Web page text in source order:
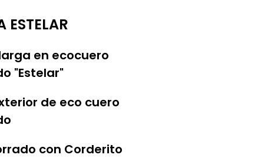
ESTELAR
en ecocuero
"Estelar"
de eco cuero
con Corderito